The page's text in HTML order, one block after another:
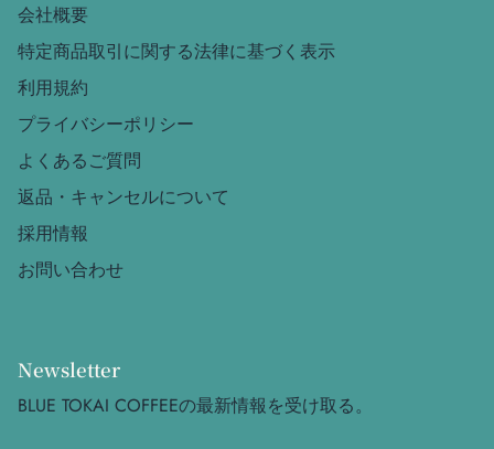
会社概要
特定商品取引に関する法律に基づく表示
利用規約
プライバシーポリシー
よくあるご質問
返品・キャンセルについて
採用情報
お問い合わせ
Newsletter
BLUE TOKAI COFFEEの最新情報を受け取る。